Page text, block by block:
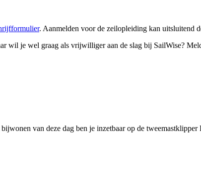
. Aanmelden voor de zeilopleiding kan uitsluitend
wil je wel graag als vrijwilliger aan de slag bij SailWise?
van deze dag ben je inzetbaar op de